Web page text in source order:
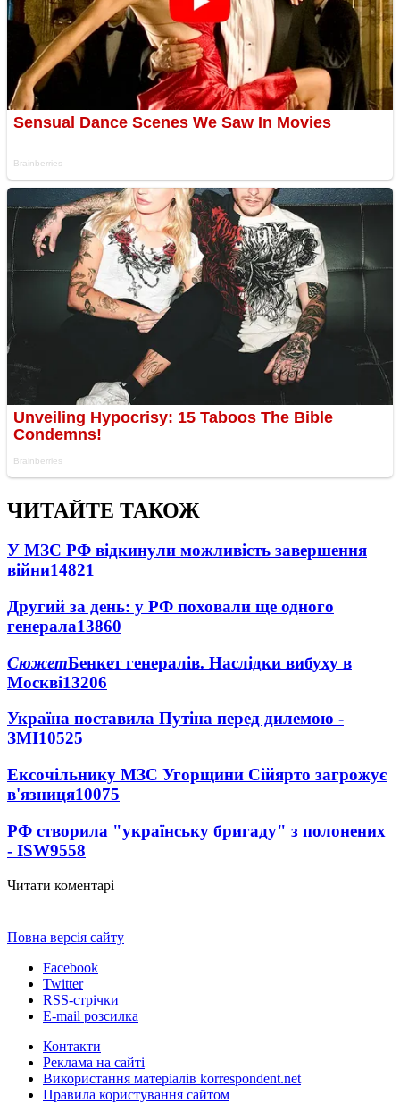
ЧИТАЙТЕ ТАКОЖ
У МЗС РФ відкинули можливість завершення
війни14821
Другий за день: у РФ поховали ще одного
генерала13860
СюжетБенкет генералів. Наслідки вибуху в
Москві13206
Україна поставила Путіна перед дилемою -
ЗМІ10525
Ексочільнику МЗС Угорщини Сійярто загрожує
в'язниця10075
РФ створила "українську бригаду" з полонених
- ISW9558
Читати коментарі
Повна версія сайту
Facebook
Twitter
RSS-стрічки
E-mail розсилка
Контакти
Реклама на сайті
Використання матеріалів korrespondent.net
Правила користування сайтом